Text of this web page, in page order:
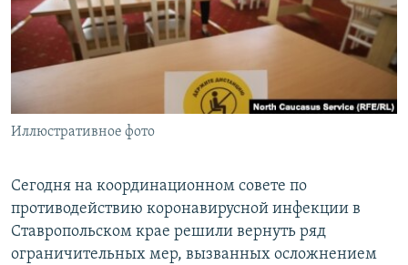
РАСПИСАНИЕ ВЕЩАНИЯ
ПОДПИШИТЕСЬ НА РАССЫЛКУ
Все сайты РСЕ/РС
Иллюстративное фото
Сегодня на координационном совете по
противодействию коронавирусной инфекции в
Ставропольском крае решили вернуть ряд
ограничительных мер, вызванных осложнением